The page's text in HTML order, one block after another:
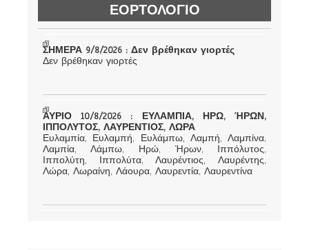
ΕΟΡΤΟΛΟΓΙΟ
ΣΗΜΕΡΑ 9/8/2026 : Δεν βρέθηκαν γιορτές
Δεν βρέθηκαν γιορτές
ΑΥΡΙΟ 10/8/2026 : ΕΥΛΑΜΠΙΑ, ΗΡΩ, ΉΡΩΝ,
ΙΠΠΟΛΥΤΟΣ, ΛΑΥΡΕΝΤΙΟΣ, ΛΩΡΑ
Ευλαμπία, Ευλαμπή, Ευλάμπω, Λαμπή, Λαμπίνα,
Λαμπία, Λάμπω, Ηρώ, Ήρων, Ιππόλυτος,
Ιππολύτη, Ιππολύτα, Λαυρέντιος, Λαυρέντης,
Λώρα, Λωραίνη, Λάουρα, Λαυρεντία, Λαυρεντίνα